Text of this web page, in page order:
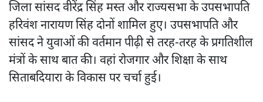
जिला सांसद वीरेंद्र सिंह मस्त और राज्यसभा के उपसभापति
हरिवंश नारायण सिंह दोनों शामिल हुए। उपसभापति और
सांसद ने युवाओं की वर्तमान पीढ़ी से तरह-तरह के प्रगतिशील
मंत्रों के साथ बात की। वहां रोजगार और शिक्षा के साथ
सिताबदियारा के विकास पर चर्चा हुई।